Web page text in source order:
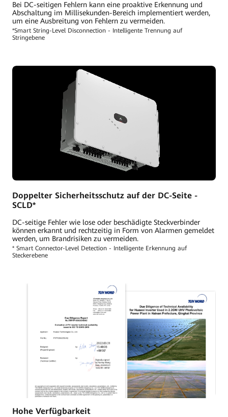
Bei DC-seitigen Fehlern kann eine proaktive Erkennung und
Abschaltung im Millisekunden-Bereich implementiert werden,
um eine Ausbreitung von Fehlern zu vermeiden.
*Smart String-Level Disconnection - Intelligente Trennung auf
Stringebene
Doppelter Sicherheitsschutz auf der DC-Seite -
SCLD*
DC-seitige Fehler wie lose oder beschädigte Steckverbinder
können erkannt und rechtzeitig in Form von Alarmen gemeldet
werden, um Brandrisiken zu vermeiden.
* Smart Connector-Level Detection - Intelligente Erkennung auf
Steckerebene
Hohe Verfügbarkeit